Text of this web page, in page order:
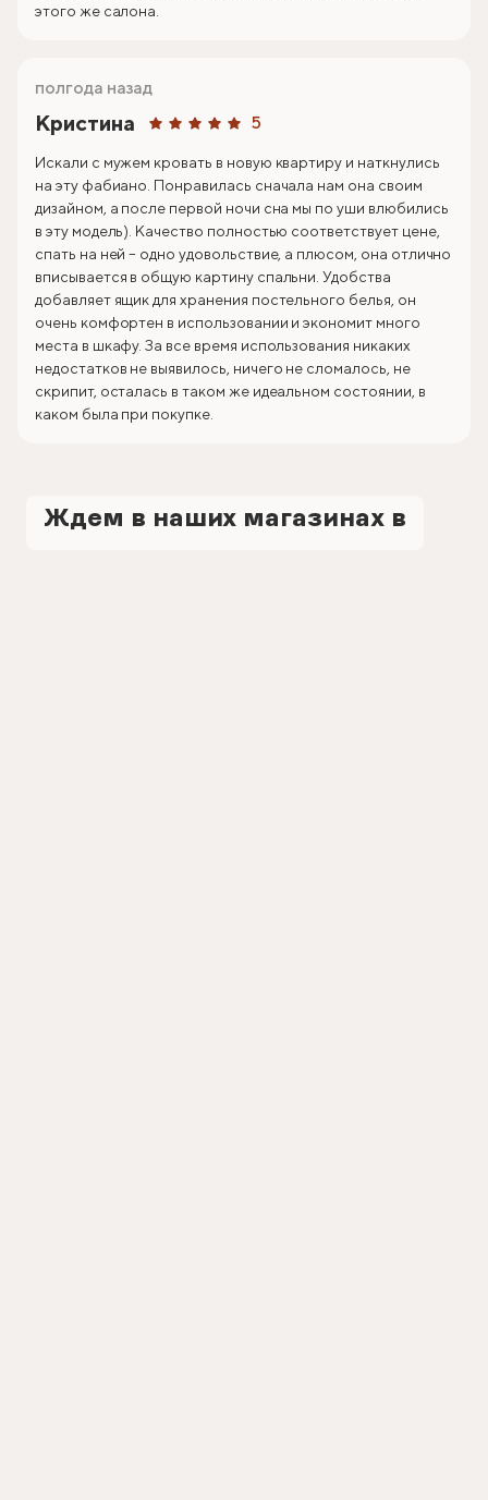
этого же салона.
Кристина 5
полгода назад
Искали с мужем кровать в новую квартиру и наткнулись
на эту фабиано. Понравилась сначала нам она своим
дизайном, а после первой ночи сна мы по уши влюбились
в эту модель). Качество полностью соответствует цене,
спать на ней – одно удовольствие, а плюсом, она отлично
вписывается в общую картину спальни. Удобства
добавляет ящик для хранения постельного белья, он
очень комфортен в использовании и экономит много
места в шкафу. За все время использования никаких
недостатков не выявилось, ничего не сломалось, не
скрипит, осталась в таком же идеальном состоянии, в
каком была при покупке.
Ждем в наших магазинах в